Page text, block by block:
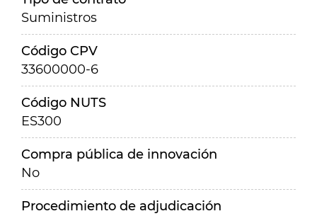
Suministros
Código CPV
33600000-6
Código NUTS
ES300
Compra pública de innovación
No
Procedimiento de adjudicación